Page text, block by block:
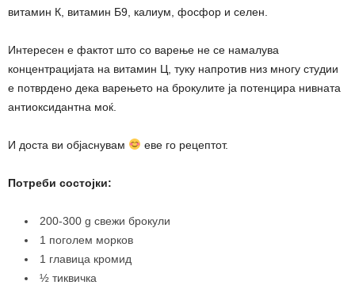
витамин К, витамин Б9, калиум, фосфор и селен.
Интересен е фактот што со варење не се намалува
концентрацијата на витамин Ц, туку напротив низ многу студии
е потврдено дека варењето на брокулите ја потенцира нивната
антиоксидантна моќ.
И доста ви објаснувам еве го рецептот.
Потреби состојки:
200-300 g свежи брокули
1 поголем морков
1 главица кромид
½ тиквичка